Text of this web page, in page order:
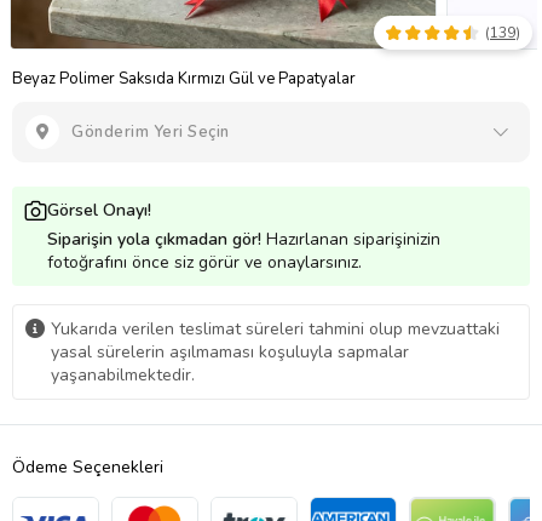
Beyaz Polimer Saksıda Kırmızı Gül ve Papatyalar
(139)
Gönderim Yeri Seçin
Görsel Onayı!
Siparişin yola çıkmadan gör! Hazırlanan siparişinizin
fotoğrafını önce siz görür ve onaylarsınız.
Yukarıda verilen teslimat süreleri tahmini olup mevzuattaki
yasal sürelerin aşılmaması koşuluyla sapmalar
yaşanabilmektedir.
Ödeme Seçenekleri